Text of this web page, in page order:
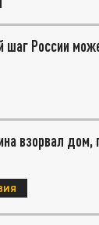
России
взорвал дом,